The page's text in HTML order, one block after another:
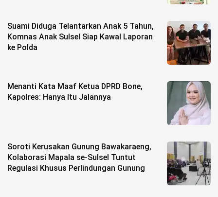
Suami Diduga Telantarkan Anak 5 Tahun,
Komnas Anak Sulsel Siap Kawal Laporan
ke Polda
Menanti Kata Maaf Ketua DPRD Bone,
Kapolres: Hanya Itu Jalannya
Soroti Kerusakan Gunung Bawakaraeng,
Kolaborasi Mapala se-Sulsel Tuntut
Regulasi Khusus Perlindungan Gunung